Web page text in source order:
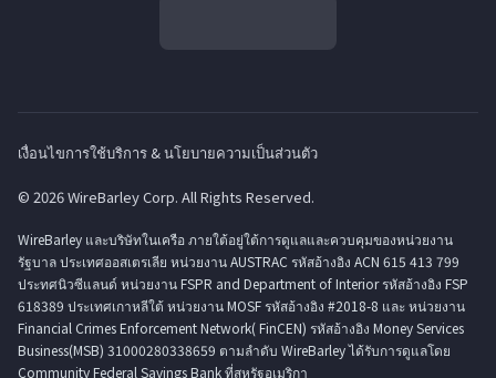
เงื่อนไขการใช้บริการ & นโยบายความเป็นส่วนตัว
© 2026 WireBarley Corp. All Rights Reserved.
WireBarley และบริษัทในเครือ ภายใต้อยู่ใต้การดูแลและควบคุมของหน่วยงาน
รัฐบาล ประเทศออสเตรเลีย หน่วยงาน AUSTRAC รหัสอ้างอิง ACN 615 413 799
ประทศนิวซีแลนด์ หน่วยงาน FSPR and Department of Interior รหัสอ้างอิง FSP
618389 ประเทศเกาหลีใต้ หน่วยงาน MOSF รหัสอ้างอิง #2018-8 และ หน่วยงาน
Financial Crimes Enforcement Network( FinCEN) รหัสอ้างอิง Money Services
Business(MSB) 31000280338659 ตามลำดับ WireBarley ได้รับการดูแลโดย
Community Federal Savings Bank ที่สหรัฐอเมริกา